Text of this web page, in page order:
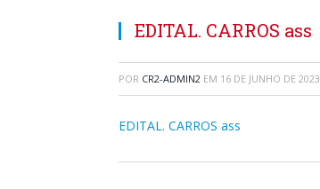
EDITAL. CARROS ass
POR CR2-ADMIN2 EM 16 DE JUNHO DE 2023
EDITAL. CARROS ass